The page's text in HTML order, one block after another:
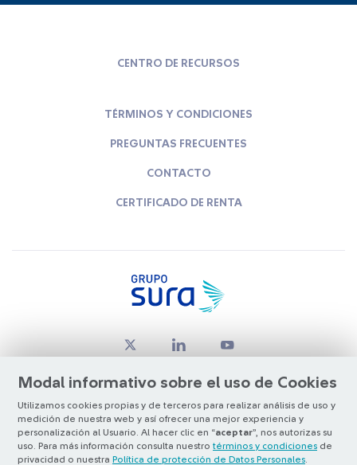
Modal informativo sobre el uso de Cookies
Utilizamos cookies propias y de terceros para realizar análisis de uso y
medición de nuestra web y así ofrecer una mejor experiencia y
personalización al Usuario. Al hacer clic en “aceptar”, nos autorizas su
uso. Para más información consulta nuestro términos y condiciones de
privacidad o nuestra Política de protección de Datos Personales
CENTRO DE RECURSOS
TÉRMINOS Y CONDICIONES
PREGUNTAS FRECUENTES
CONTACTO
CERTIFICADO DE RENTA
© Copyright Grupo SURA 2026